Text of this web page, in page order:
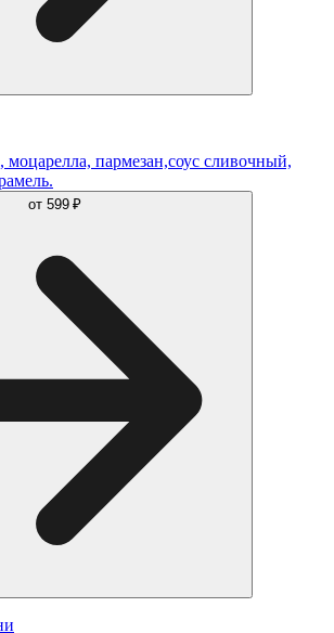
моцарелла, пармезан,соус сливочный,
от 599 ₽